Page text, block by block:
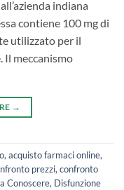
indiana
contiene 100 mg di
utilizzato per il
meccanismo
→
, acquisto farmaci online,
prezzi, confronto
Conoscere, Disfunzione